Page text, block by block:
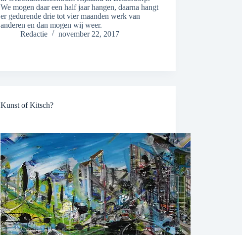
We mogen daar een half jaar hangen, daarna hangt
er gedurende drie tot vier maanden werk van
anderen en dan mogen wij weer.
Redactie
november 22, 2017
Kunst of Kitsch?